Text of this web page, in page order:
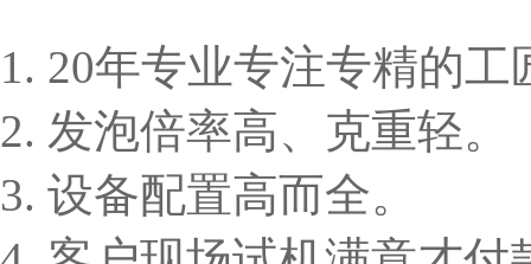
1. 20年专业专注专精的工
2. 发泡倍率高、克重轻。
3. 设备配置高而全。